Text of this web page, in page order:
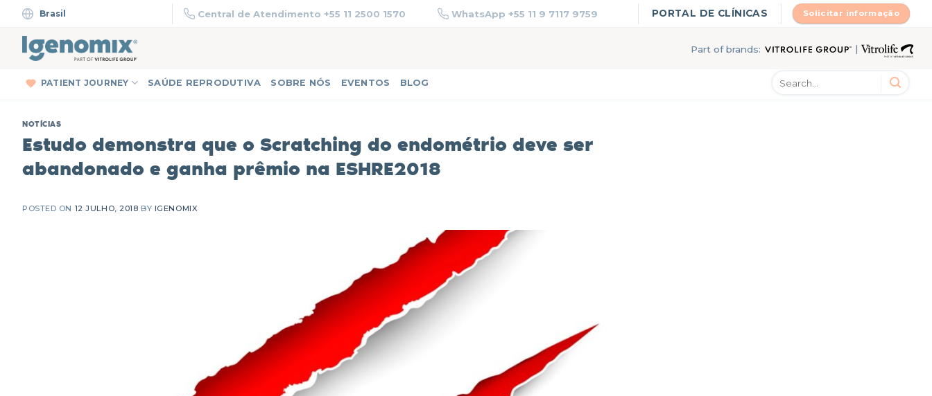
content
Brasil Central de Atendimento +55 11 2500 1570 WhatsApp +55 11 9 7117 9759 PORTAL DE CLÍNICAS Solicitar informação
Part of brands: |
PATIENT JOURNEY SAÚDE REPRODUTIVA SOBRE NÓS EVENTOS BLOG
NOTÍCIAS
Estudo demonstra que o Scratching do endométrio deve ser
abandonado e ganha prêmio na ESHRE2018
POSTED ON 12 JULHO, 2018 BY IGENOMIX